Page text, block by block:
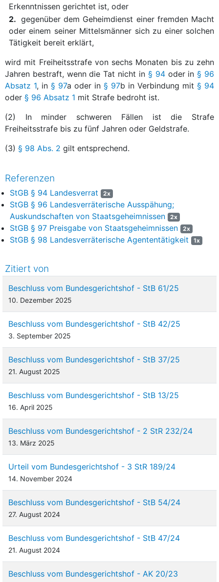
Erkenntnissen gerichtet ist, oder
2. gegenüber dem Geheimdienst einer fremden Macht
oder einem seiner Mittelsmänner sich zu einer solchen
Tätigkeit bereit erklärt,
wird mit Freiheitsstrafe von sechs Monaten bis zu zehn
Jahren bestraft, wenn die Tat nicht in § 94oder in§ 96
Absatz 1, in § 97a oder in § 97b in Verbindung mit § 94
oder § 96 Absatz 1 mit Strafe bedroht ist.
(2) In minder schweren Fällen ist die Strafe
Freiheitsstrafe bis zu fünf Jahren oder Geldstrafe.
(3) § 98 Abs. 2 gilt entsprechend.
Referenzen
StGB § 94 Landesverrat 2x
StGB § 96 Landesverräterische Ausspähung;
Auskundschaften von Staatsgeheimnissen
2x
StGB § 97 Preisgabe von Staatsgeheimnissen 2x
StGB § 98 Landesverräterische Agententätigkeit 1x
Zitiert von
Beschluss vom Bundesgerichtshof - StB 61/25
10. Dezember 2025
Beschluss vom Bundesgerichtshof - StB 42/25
3. September 2025
Beschluss vom Bundesgerichtshof - StB 37/25
21. August 2025
Beschluss vom Bundesgerichtshof - StB 13/25
16. April 2025
Beschluss vom Bundesgerichtshof - 2 StR 232/24
13. März 2025
Urteil vom Bundesgerichtshof - 3 StR 189/24
14. November 2024
Beschluss vom Bundesgerichtshof - StB 54/24
27. August 2024
Beschluss vom Bundesgerichtshof - StB 47/24
21. August 2024
Beschluss vom Bundesgerichtshof - AK 20/23